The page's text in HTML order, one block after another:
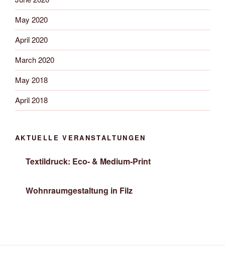
May 2020
April 2020
March 2020
May 2018
April 2018
AKTUELLE VERANSTALTUNGEN
Textildruck: Eco- & Medium-Print
Wohnraumgestaltung in Filz